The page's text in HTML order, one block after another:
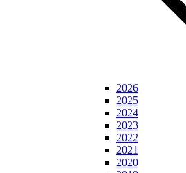
2026
2025
2024
2023
2022
2021
2020